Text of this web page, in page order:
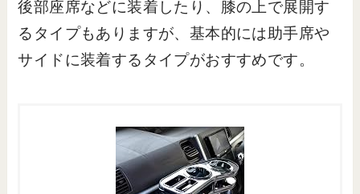
後部座席などに装着したり、膝の上で展開す
るタイプもありますが、基本的には助手席や
サイドに装着するタイプがおすすめです。